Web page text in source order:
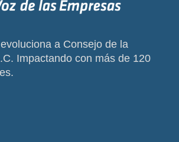
a Consejo de la
Impactando con más de 120